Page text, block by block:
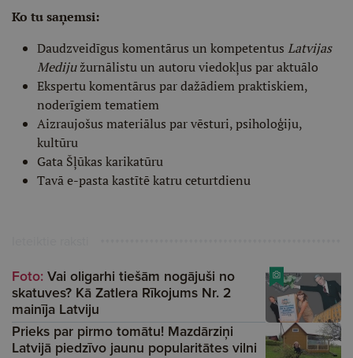
Ko tu saņemsi:
Daudzveidīgus komentārus un kompetentus Latvijas
Medijužurnālistu un autoru viedokļus par aktuālo
Ekspertu komentārus par dažādiem praktiskiem,
noderīgiem tematiem
Aizraujošus materiālus par vēsturi, psiholoģiju,
kultūru
Gata Šļūkas karikatūru
Tavā e-pasta kastītē katru ceturtdienu
Foto: Vai oligarhi tiešām nogājuši no
skatuves? Kā Zatlera Rīkojums Nr. 2
mainīja Latviju
Prieks par pirmo tomātu! Mazdārziņi
Latvijā piedzīvo jaunu popularitātes vilni